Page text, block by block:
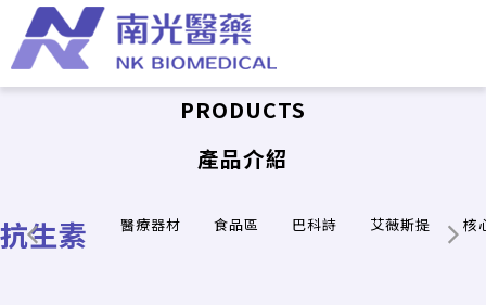
PRODUCTS
產品介紹
抗生素 醫療器材 食品區 巴科詩 艾薇斯提 核